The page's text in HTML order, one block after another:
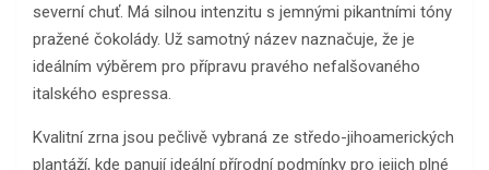
severní chuť. Má silnou intenzitu s jemnými pikantními tóny
pražené čokolády. Už samotný název naznačuje, že je
ideálním výběrem pro přípravu pravého nefalšovaného
italského espressa.
Kvalitní zrna jsou pečlivě vybraná ze středo-jihoamerických
plantáží, kde panují ideální přírodní podmínky pro jejich plné